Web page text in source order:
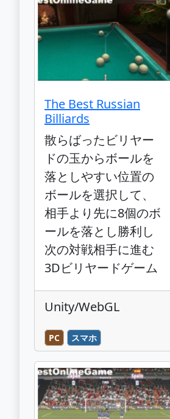
The Best Russian
Billiards
散らばったビリヤー
ドの玉からボールを
落としやすい位置の
ボールを選択して、
相手より先に8個のボ
ールを落とし勝利し
次の対戦相手に進む
3Dビリヤードゲーム
Unity/WebGL
PC スマホ